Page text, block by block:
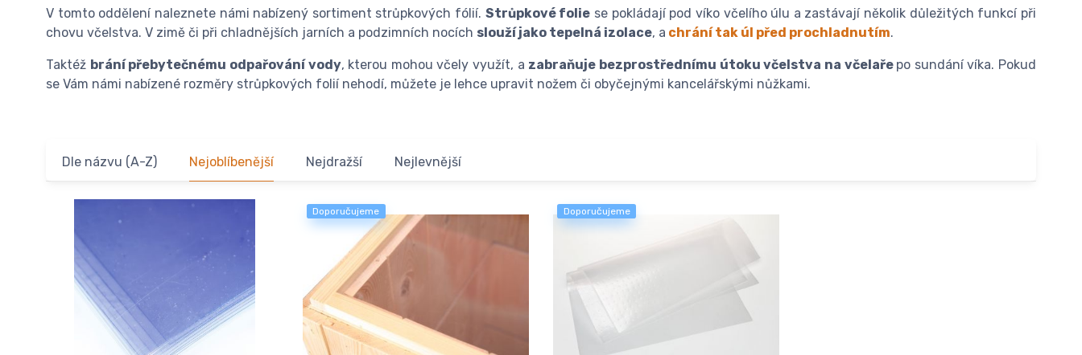
V tomto oddělení naleznete námi nabízený sortiment strůpkových fólií. Strůpkové folie se pokládají pod víko včelího úlu a zastávají několik důležitých funkcí při
chovu včelstva. V zimě či při chladnějších jarních a podzimních nocích slouží jako tepelná izolace, a chrání tak úl před prochladnutím.
Taktéž brání přebytečnému odpařování vody, kterou mohou včely využít, a zabraňuje bezprostřednímu útoku včelstva na včelaře po sundání víka. Pokud
se Vám námi nabízené rozměry strůpkových folií nehodí, můžete je lehce upravit nožem či obyčejnými kancelářskými nůžkami.
Dle názvu (A-Z) Nejoblíbenější Nejdražší Nejlevnější
Doporučujeme Doporučujeme